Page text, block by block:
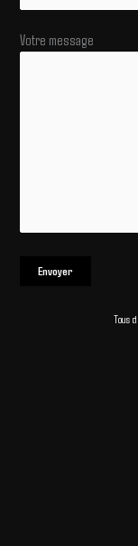
Votre message
Tous